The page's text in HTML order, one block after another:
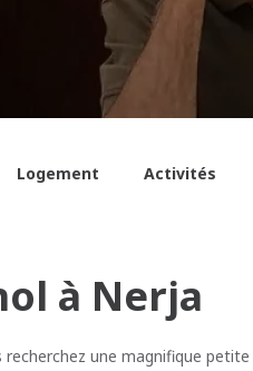
Logement Activités
à Nerja
une magnifique